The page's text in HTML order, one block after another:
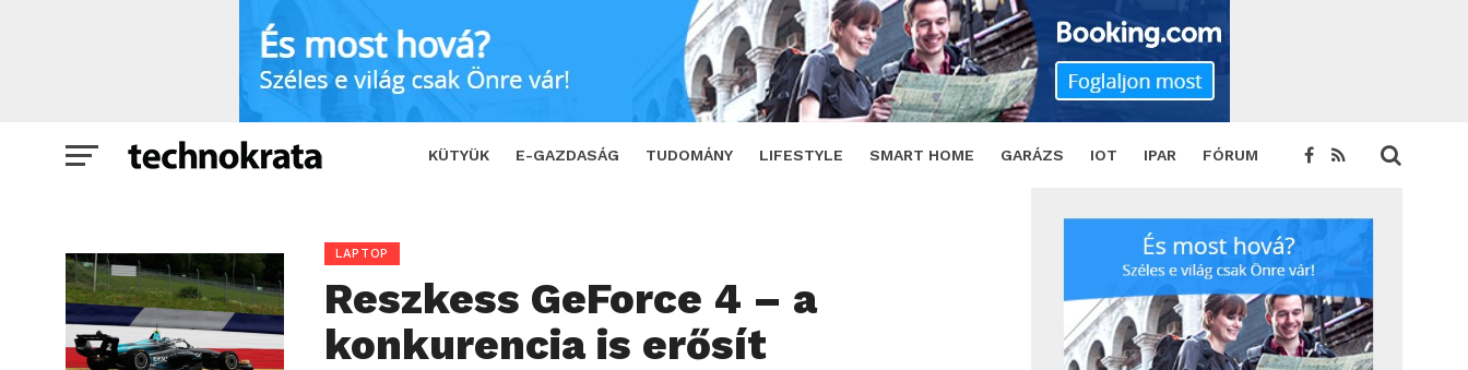
KÜTYÜK E-GAZDASÁG TUDOMÁNY LIFESTYLE SMART HOME GARÁZS IOT IPAR FÓRUM
Reszkess GeForce 4 – a konkurencia is erősít TWEET
LAPTOP
Reszkess GeForce 4 – a
konkurencia is erősít